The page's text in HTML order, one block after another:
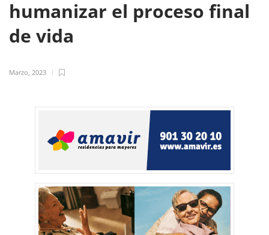
humanizar el proceso final
de vida
Marzo, 2023